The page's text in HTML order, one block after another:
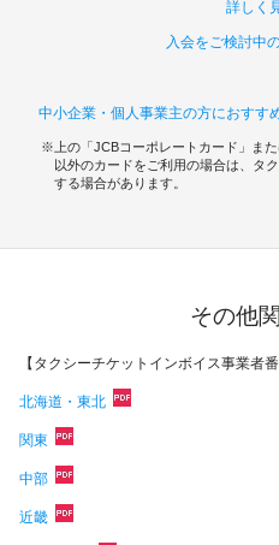
詳しく
入会をご検討中
中小企業・個人事業主の方におすす
上の「JCBコーポレートカード」ま
以外のカードをご利用の場合は、タ
する場合があります。
その他
【タクシーチケットインボイス事業者番
北海道・東北
関東
中部
近畿